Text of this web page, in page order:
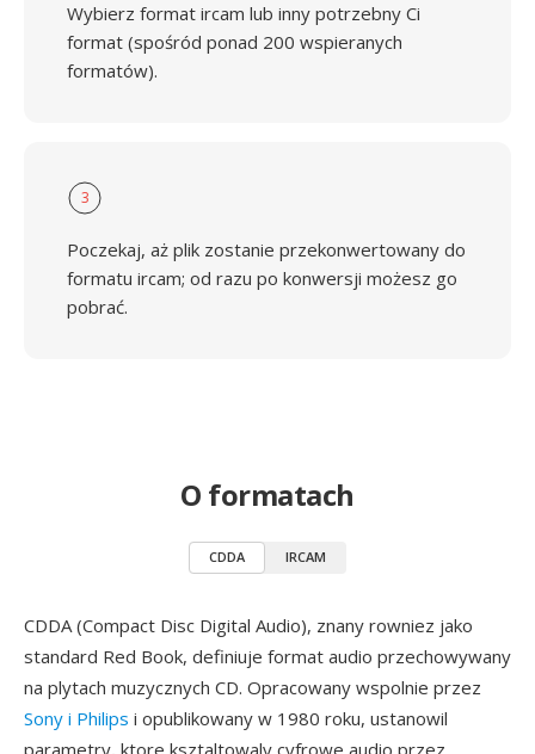
Wybierz format ircam lub inny potrzebny Ci
format (spośród ponad 200 wspieranych
formatów).
3
Poczekaj, aż plik zostanie przekonwertowany do
formatu ircam; od razu po konwersji możesz go
pobrać.
O formatach
CDDA IRCAM
CDDA (Compact Disc Digital Audio), znany rowniez jako
standard Red Book, definiuje format audio przechowywany
na plytach muzycznych CD. Opracowany wspolnie przez
Sony i Philips i opublikowany w 1980 roku, ustanowil
parametry, ktore ksztaltowaly cyfrowe audio przez